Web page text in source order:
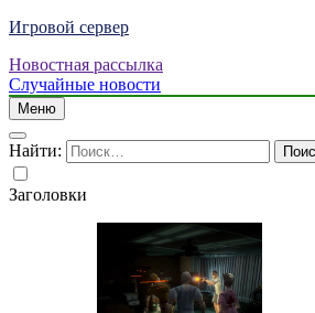
Игровой сервер
Новостная рассылка
Случайные новости
Меню
Найти:
Заголовки